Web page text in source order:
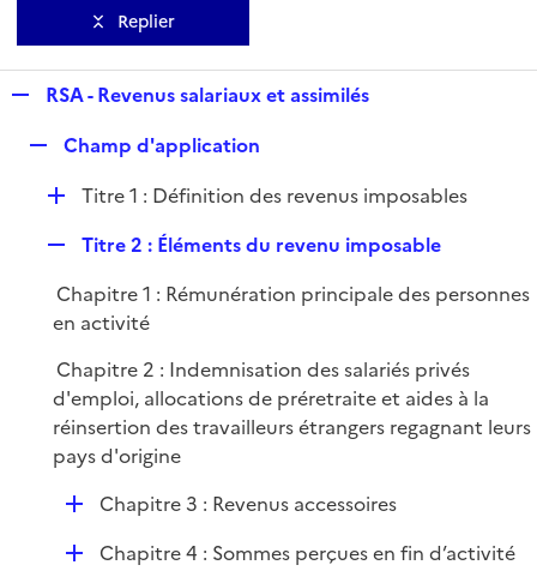
Replier
p
RSA - Revenus salariaux et assimilés
p
e
r
Champ d'application
D
l
i
e
r
Titre 1 : Définition des revenus imposables
p
l
i
r
Titre 2 : Éléments du revenu imposable
Chapitre 1 : Rémunération principale des personnes
en activité
Chapitre 2 : Indemnisation des salariés privés
d'emploi, allocations de préretraite et aides à la
réinsertion des travailleurs étrangers regagnant leurs
pays d'origine
DChapitre 3 : Revenus accessoires
DChapitre 4 : Sommes perçues en fin d’activité